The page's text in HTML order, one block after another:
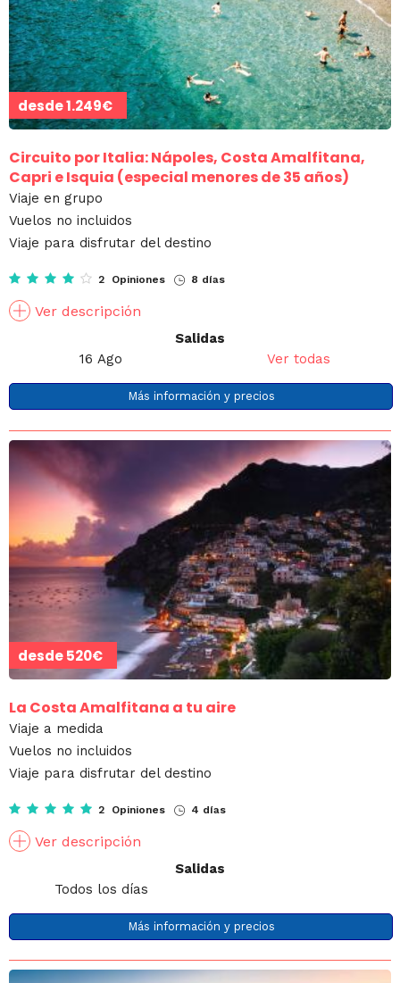
desde1.249€
Circuito por Italia: Nápoles, Costa Amalfitana,
Capri e Isquia (especial menores de 35 años)
Viaje en grupo
Vuelos no incluidos
Viaje para disfrutar del destino
2 Opiniones 8 días
Ver descripción
Salidas
16 Ago
Ver todas
Más información y precios
desde520€
La Costa Amalfitana a tu aire
Viaje a medida
Vuelos no incluidos
Viaje para disfrutar del destino
2 Opiniones 4 días
Ver descripción
Salidas
Todos los días
Más información y precios